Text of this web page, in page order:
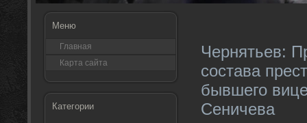
Меню
Главная
Карта сайта
Категории
Чернятьев:
состава
бывшего
Сеничева